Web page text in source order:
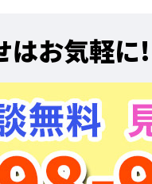
はお気軽に!